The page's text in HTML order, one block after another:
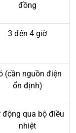
đồng
3 đến 4 giờ
(cần nguồn điện
ổn định)
động qua bộ điều
nhiệt